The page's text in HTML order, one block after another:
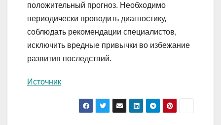
положительный прогноз. Необходимо
периодически проводить диагностику,
соблюдать рекомендации специалистов,
исключить вредные привычки во избежание
развития последствий.
Источник